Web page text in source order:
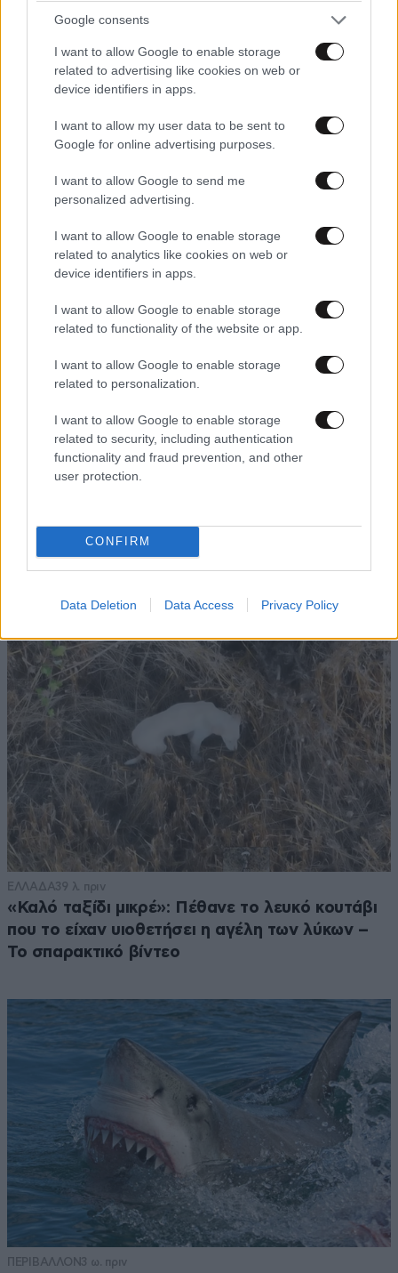
Google consents
I want to allow Google to enable storage
related to advertising like cookies on web or
device identifiers in apps.
I want to allow my user data to be sent to
Google for online advertising purposes.
I want to allow Google to send me
personalized advertising.
I want to allow Google to enable storage
related to analytics like cookies on web or
device identifiers in apps.
I want to allow Google to enable storage
related to functionality of the website or app.
I want to allow Google to enable storage
related to personalization.
I want to allow Google to enable storage
related to security, including authentication
functionality and fraud prevention, and other
user protection.
CONFIRM
Data Deletion Data Access Privacy Policy
ΚΟΙΝΩΝΙΑ1 ω. πριν
Δολοφονία Βρετανίδας στην Κυψέλη: Οι
αποκαλύψεις της συζύγου του Αφγανού – Τα
μηνύματα και το ταξίδι στην Αράχωβα που της
ΕΛΛΑΔΑ06·08·2026 00:09
Σαν σήμερα 6 Αυγούστου: Πεθαίνει η Ρίτα
Σακελλαρίου, η λαϊκή ντίβα που έκανε τη ζωή
ΕΛΛΑΔΑ39 λ. πριν
«Καλό ταξίδι μικρέ»: Πέθανε το λευκό κουτάβι
που το είχαν υιοθετήσει η αγέλη των λύκων –
Το σπαρακτικό βίντεο
ΠΕΡΙΒΑΛΛΟΝ3 ω. πριν